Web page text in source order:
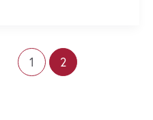
1 2